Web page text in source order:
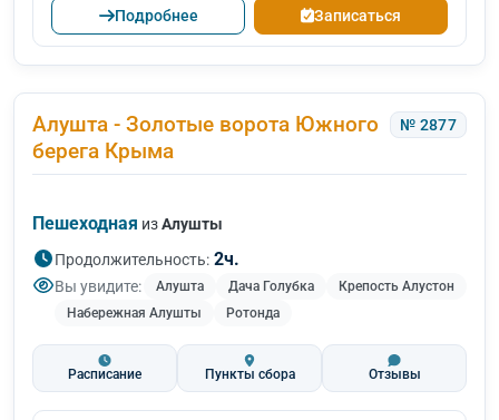
Подробнее Записаться
Алушта - Золотые ворота Южного
берега Крыма
№ 2877
Пешеходная изАлушты
Продолжительность: 2ч.
Вы увидите: Алушта Дача Голубка
Крепость Алустон
Набережная Алушты
Ротонда
Расписание Пункты сбора Отзывы